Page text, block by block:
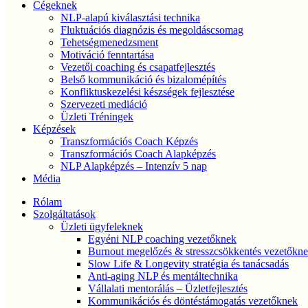
Cégeknek
NLP-alapú kiválasztási technika
Fluktuációs diagnózis és megoldáscsomag
Tehetségmenedzsment
Motiváció fenntartása
Vezetői coaching és csapatfejlesztés
Belső kommunikáció és bizalomépítés
Konfliktuskezelési készségek fejlesztése
Szervezeti mediáció
Üzleti Tréningek
Képzések
Transzformációs Coach Képzés
Transzformációs Coach Alapképzés
NLP Alapképzés – Intenzív 5 nap
Média
Rólam
Szolgáltatások
Üzleti ügyfeleknek
Egyéni NLP coaching vezetőknek
Burnout megelőzés & stresszcsökkentés
Slow Life & Longevity stratégia és tanácsadás
Anti-aging NLP és mentáltechnika
Vállalati mentorálás – Üzletfejlesztés
Kommunikációs és döntéstámogatás vezetőknek